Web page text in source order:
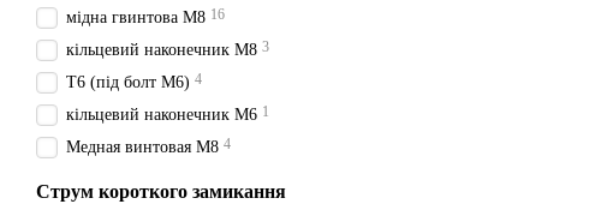
мідна гвинтова М8 16
кільцевий наконечник М8 3
Т6 (під болт М6) 4
кільцевий наконечник М6 1
Медная винтовая М8 4
Струм короткого замикання